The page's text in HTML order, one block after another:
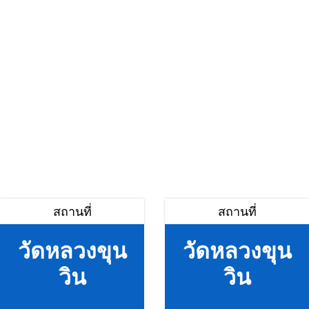
สถานที่
วัดหลวงขุน
วิน
สถานที่
วัดหลวงขุน
วิน